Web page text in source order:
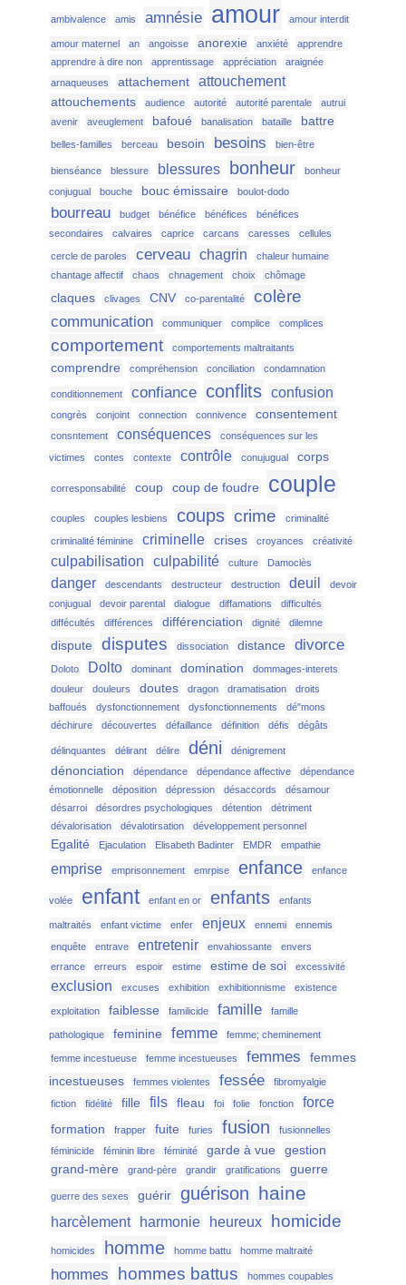
ambivalence amis amnésie amour amour interdit
amour maternel an angoisse anorexie anxiété
apprendre
apprendre à dire non
apprentissage appréciation
araignée
arnaqueuses
attachement attouchement
attouchements audience autorité autorité parentale
autrui
avenir
aveuglement bafoué banalisation bataille battre
belles-familles berceau besoin besoins bien-être
bienséance blessure blessures bonheur
bonheur
conjugual
bouche bouc émissaire boulot-dodo
bourreau budget bénéfice bénéfices
bénéfices
secondaires
calvaires caprice carcans caresses cellules
cercle de paroles cerveau chagrin
chaleur humaine
chantage affectif
chaos chnagement choix chômage
claques clivages CNV co-parentalité colère
communication communiquer complice complices
comportement comportements maltraitants
comprendre compréhension conciliation condamnation
conditionnement confiance conflits confusion
congrès conjoint connection connivence consentement
consntement conséquences
conséquences sur les
victimes
contes contexte contrôle conujugual corps
corresponsabilité coup coup de foudre couple
couples couples lesbiens coups crime criminalité
criminalité féminine criminelle crises croyances créativité
culpabilisation culpabilité culture Damoclès
danger descendants destructeur destruction deuil
devoir
conjugual
devoir parental dialogue diffamations
difficultés
diffécultés
différences différenciation dignité dilemne
dispute disputes dissociation distance divorce
Doloto Dolto dominant domination
dommages-interets
douleur
douleurs doutes dragon dramatisation
droits
baffoués
dysfonctionnement dysfonctionnements
dé"mons
déchirure
découvertes défaillance définition défis dégâts
délinquantes délirant délire déni dénigrement
dénonciation dépendance dépendance affective
dépendance
émotionnelle
déposition dépression désaccords
désamour
désarroi
désordres psychologiques détention
détriment
dévalorisation
dévalotirsation développement personnel
Egalité Ejaculation Elisabeth Badinter EMDR empathie
emprise emprisonnement emrpise enfance enfance
volée enfant enfant en or enfants enfants
maltraités enfant victime enfer enjeux ennemi
ennemis
enquête
entrave entretenir envahiossante
envers
errance
erreurs espoir estime estime de soi excessivité
exclusion excuses exhibition exhibitionnisme existence
exploitation faiblesse familicide famille famille
pathologique feminine femme femme; cheminement
femme incestueuse femme incestueuses femmes
femmes
incestueuses
femmes violentes fessée
fibromyalgie
fiction
fidélité fille fils fleau foi folie fonction force
formation frapper fuite furies fusion
fusionnelles
féminicide
féminin libre féminité garde à vue
gestion
grand-mère
grand-père grandir gratifications guerre
guerre des sexes guérir guérison haine
harcèlement harmonie heureux homicide
homicides homme homme battu homme maltraité
hommes hommes battus hommes coupables